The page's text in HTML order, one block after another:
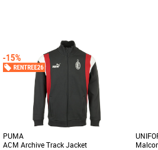
Vêtements pas cher et Promos
Vêtements
Plus produit: - Made in Italie.
PUMA
ACM Archive Track Jacket